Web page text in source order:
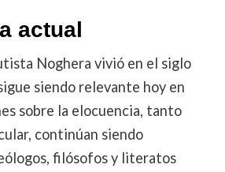
actual
Noghera vivió en el siglo
siendo relevante hoy en
sobre la elocuencia, tanto
continúan siendo
filósofos y literatos